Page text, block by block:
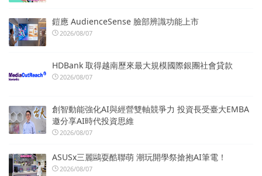
鎧應 AudienceSense 臉部辨識功能上市
2026/08/07
HDBank 取得越南歷來最大規模國際銀團社會貸款
2026/08/07
創智動能強化AI與經營雙軸競爭力 投資長受臺大EMBA
邀分享AI時代投資思維
2026/08/07
ASUSx三麗鷗耍酷聯萌 潮玩開學祭搶抱AI筆電！
2026/08/07